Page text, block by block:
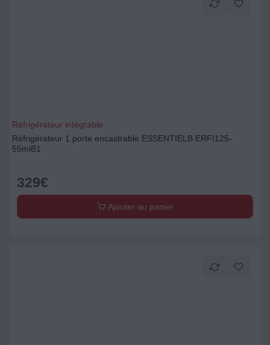
Réfrigérateur intégrable
Réfrigérateur 1 porte encastrable ESSENTIELB ERFI125-
55miB1
329€
Ajouter au panier